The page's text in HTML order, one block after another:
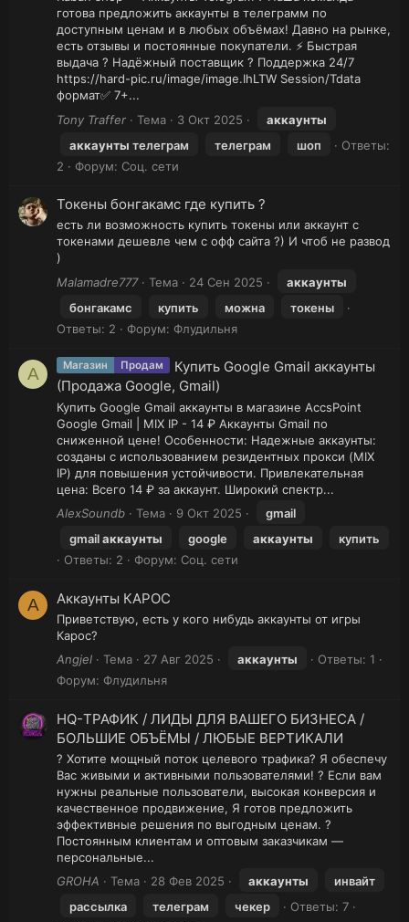
готова предложить аккаунты в телеграмм по
доступным ценам и в любых объёмах! Давно на рынке,
есть отзывы и постоянные покупатели. ⚡ Быстрая
выдача ? Надёжный поставщик ? Поддержка 24/7
https://hard-pic.ru/image/image.IhLTW Session/Tdata
формат✅ 7+...
Tony Traffer
Тема 3 Окт 2025
аккаунты
аккаунты телеграм телеграм шоп
Ответы:
2
Форум: Соц. сети
Токены бонгакамс где купить ?
есть ли возможность купить токены или аккаунт с
токенами дешевле чем с офф сайта ?) И чтоб не развод
)
Malamadre777
Тема 24 Сен 2025
аккаунты
бонгакамс
купить можна
токены
Ответы: 2
Форум: Флудильня
A Магазин Продам
Купить Google Gmail аккаунты
(Продажа Google, Gmail)
Купить Google Gmail аккаунты в магазине AccsPoint
Google Gmail | MIX IP - 14 ₽ Аккаунты Gmail по
сниженной цене! Особенности: Надежные аккаунты:
cозданы с использованием резидентных прокси (MIX
IP) для повышения устойчивости. Привлекательная
цена: Всего 14 ₽ за аккаунт. Широкий спектр...
AlexSoundb
Тема 9 Окт 2025
gmail
gmailаккаунты google аккаунты
купить
Ответы: 2
Форум: Соц. сети
A Аккаунты КАРОС
Приветствую, есть у кого нибудь аккаунты от игры
Карос?
Angjel
Тема 27 Авг 2025 аккаунты
Ответы: 1
Форум: Флудильня
HQ-ТРАФИК / ЛИДЫ ДЛЯ ВАШЕГО БИЗНЕСА /
БОЛЬШИЕ ОБЪЁМЫ / ЛЮБЫЕ ВЕРТИКАЛИ
? Хотите мощный поток целевого трафика? Я обеспечу
Вас живыми и активными пользователями! ? Если вам
нужны реальные пользователи, высокая конверсия и
качественное продвижение, Я готов предложить
эффективные решения по выгодным ценам. ?
Постоянным клиентам и оптовым заказчикам —
персональные...
GROHA
Тема 28 Фев 2025 аккаунты
инвайт
рассылка
телеграм чекер
Ответы: 7